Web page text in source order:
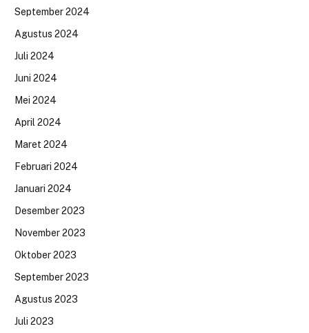
September 2024
Agustus 2024
Juli 2024
Juni 2024
Mei 2024
April 2024
Maret 2024
Februari 2024
Januari 2024
Desember 2023
November 2023
Oktober 2023
September 2023
Agustus 2023
Juli 2023